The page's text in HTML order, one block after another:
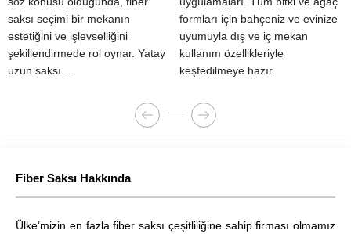
saksı seçimi bir mekanın
estetiğini ve işlevselliğini
şekillendirmede rol oynar. Yatay
uzun saksı...
formları için bahçeniz ve evinize
uyumuyla dış ve iç mekan
kullanım özellikleriyle
keşfedilmeye hazır.
Fiber Saksı Hakkında
Ülke’mizin en fazla fiber saksı çeşitliliğine sahip firması olmamız